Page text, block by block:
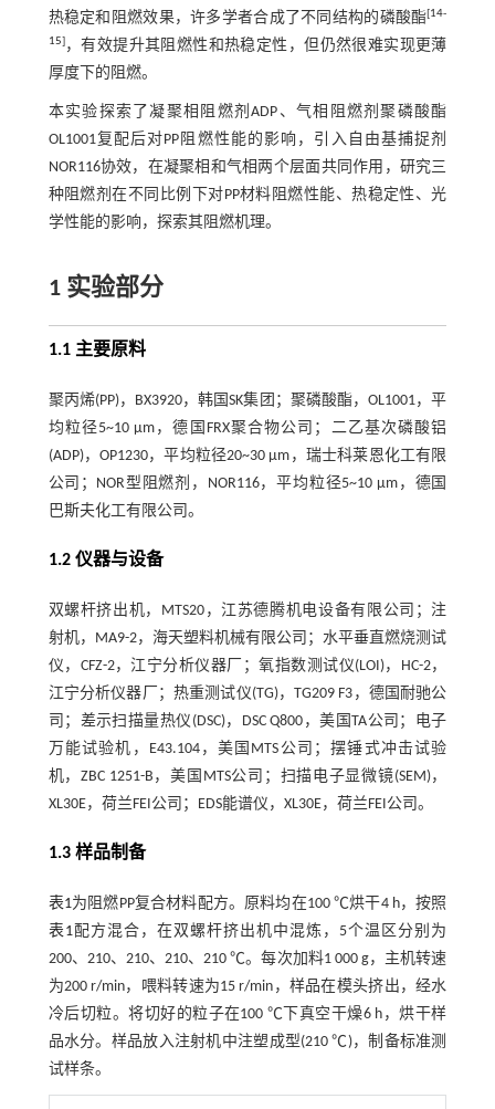
热稳定和阻燃效果，许多学者合成了不同结构的磷酸酯[14-
15]，有效提升其阻燃性和热稳定性，但仍然很难实现更薄
厚度下的阻燃。
本实验探索了凝聚相阻燃剂ADP、气相阻燃剂聚磷酸酯
OL1001复配后对PP阻燃性能的影响，引入自由基捕捉剂
NOR116协效，在凝聚相和气相两个层面共同作用，研究三
种阻燃剂在不同比例下对PP材料阻燃性能、热稳定性、光
学性能的影响，探索其阻燃机理。
1 实验部分
1.1 主要原料
聚丙烯(PP)，BX3920，韩国SK集团；聚磷酸酯，OL1001，平
均粒径5~10 μm，德国FRX聚合物公司；二乙基次磷酸铝
(ADP)，OP1230，平均粒径20~30 μm，瑞士科莱恩化工有限
公司；NOR型阻燃剂，NOR116，平均粒径5~10 μm，德国
巴斯夫化工有限公司。
1.2 仪器与设备
双螺杆挤出机，MTS20，江苏德腾机电设备有限公司；注
射机，MA9-2，海天塑料机械有限公司；水平垂直燃烧测试
仪，CFZ-2，江宁分析仪器厂；氧指数测试仪(LOI)，HC-2，
江宁分析仪器厂；热重测试仪(TG)，TG209 F3，德国耐驰公
司；差示扫描量热仪(DSC)，DSC Q800，美国TA公司；电子
万能试验机，E43.104，美国MTS公司；摆锤式冲击试验
机，ZBC 1251-B，美国MTS公司；扫描电子显微镜(SEM)，
XL30E，荷兰FEI公司；EDS能谱仪，XL30E，荷兰FEI公司。
1.3 样品制备
表1为阻燃PP复合材料配方。原料均在100 ℃烘干4 h，按照
表1配方混合，在双螺杆挤出机中混炼，5个温区分别为
200、210、210、210、210 ℃。每次加料1 000 g，主机转速
为200 r/min，喂料转速为15 r/min，样品在模头挤出，经水
冷后切粒。将切好的粒子在100 ℃下真空干燥6 h，烘干样
品水分。样品放入注射机中注塑成型(210 ℃)，制备标准测
试样条。